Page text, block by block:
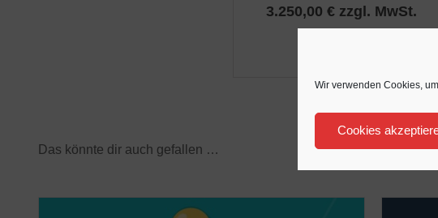
Wir verwenden Cookies,
Cookies
3.250,00 € zzgl. MwSt.
Das könnte dir auch gefallen …